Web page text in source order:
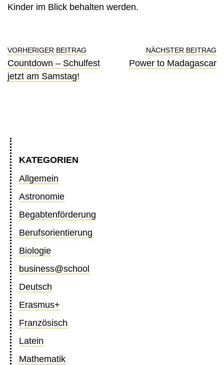
Kinder im Blick behalten werden.
VORHERIGER BEITRAG
Countdown – Schulfest
jetzt am Samstag!
NÄCHSTER BEITRAG
Power to Madagascar
KATEGORIEN
Allgemein
Astronomie
Begabtenförderung
Berufsorientierung
Biologie
business@school
Deutsch
Erasmus+
Französisch
Latein
Mathematik